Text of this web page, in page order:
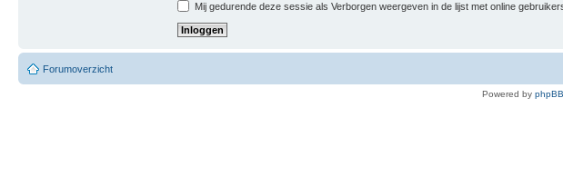
Mij gedurende deze sessie als Verborgen weergeven in de lijst met online
Forumoverzicht
Powered by phpBB